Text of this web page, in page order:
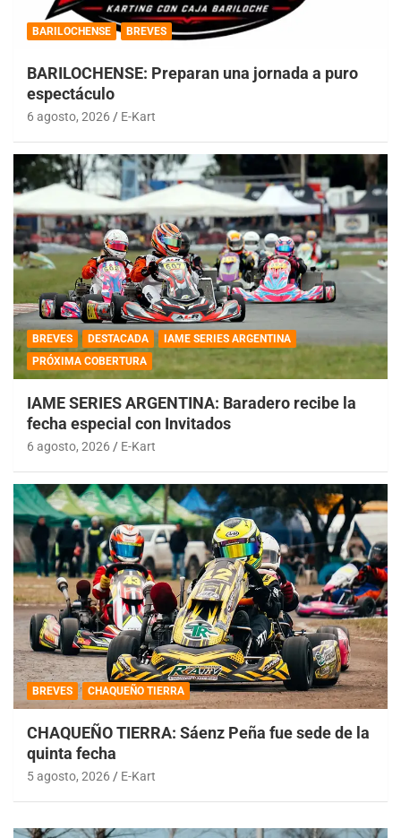
BARILOCHENSE BREVES
BARILOCHENSE: Preparan una jornada a puro
espectáculo
6 agosto, 2026 E-Kart
BREVES DESTACADA
IAME SERIES ARGENTINA
PRÓXIMA COBERTURA
IAME SERIES ARGENTINA: Baradero recibe la
fecha especial con Invitados
6 agosto, 2026 E-Kart
BREVES CHAQUEÑO TIERRA
CHAQUEÑO TIERRA: Sáenz Peña fue sede de la
quinta fecha
5 agosto, 2026 E-Kart